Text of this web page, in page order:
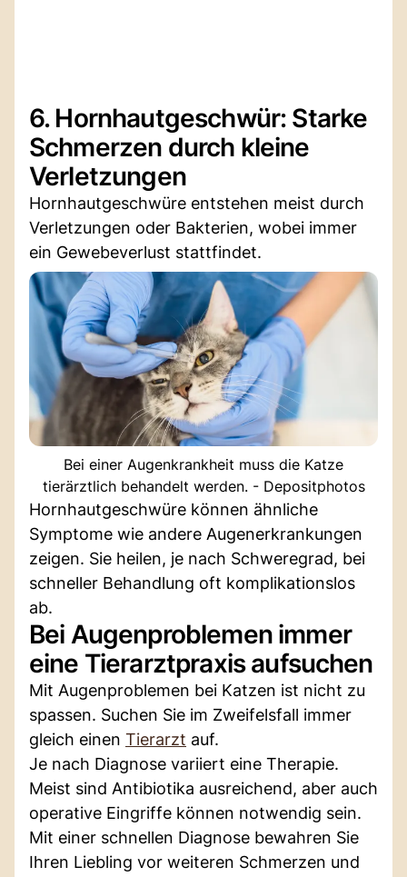
6. Hornhautgeschwür: Starke
Schmerzen durch kleine
Verletzungen
Hornhautgeschwüre entstehen meist durch
Verletzungen oder Bakterien, wobei immer
ein Gewebeverlust stattfindet.
Bei einer Augenkrankheit muss die Katze
tierärztlich behandelt werden. - Depositphotos
Hornhautgeschwüre können ähnliche
Symptome wie andere Augenerkrankungen
zeigen. Sie heilen, je nach Schweregrad, bei
schneller Behandlung oft komplikationslos
ab.
Bei Augenproblemen immer
eine Tierarztpraxis aufsuchen
Mit Augenproblemen bei Katzen ist nicht zu
spassen. Suchen Sie im Zweifelsfall immer
gleich einen Tierarzt auf.
Je nach Diagnose variiert eine Therapie.
Meist sind Antibiotika ausreichend, aber auch
operative Eingriffe können notwendig sein.
Mit einer schnellen Diagnose bewahren Sie
Ihren Liebling vor weiteren Schmerzen und